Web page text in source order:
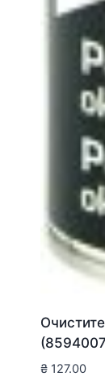
₴ 127.00